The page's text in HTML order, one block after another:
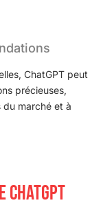
ChatGPT peut
précieuses,
du marché et à
CHATGPT